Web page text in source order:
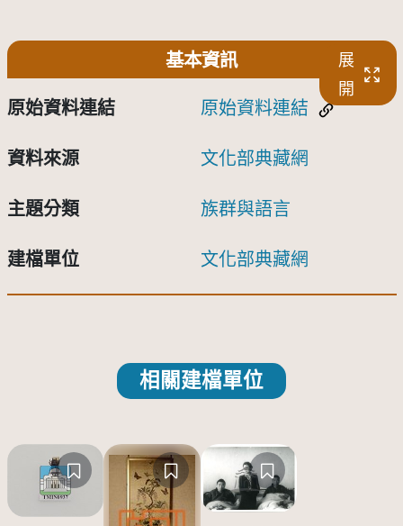
基本資訊
展
開
原始資料連結 原始資料連結
資料來源 文化部典藏網
主題分類 族群與語言
建檔單位 文化部典藏網
相關建檔單位